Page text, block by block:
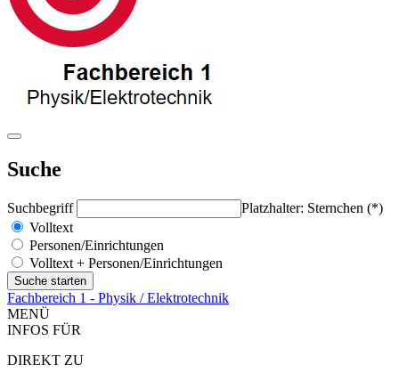
Suche
Suchbegriff
Platzhalter: Sternchen (*)
Volltext
Personen/Einrichtungen
Volltext + Personen/Einrichtungen
Fachbereich 1 - Physik / Elektrotechnik
MENÜ
INFOS FÜR
DIREKT ZU